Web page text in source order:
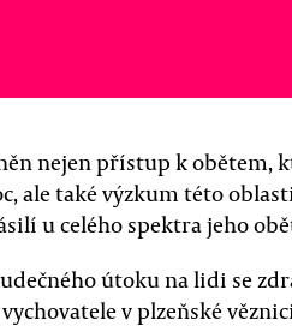
nejen přístup k obětem,
ale také výzkum této
u celého spektra jeho
útoku na lidi se
v plzeňské